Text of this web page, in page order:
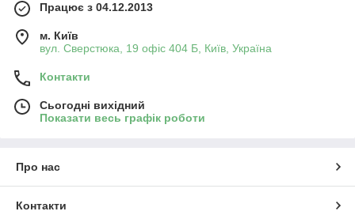
Працює з 04.12.2013
м. Київ
вул. Сверстюка, 19 офіс 404 Б, Київ, Україна
Контакти
Сьогодні вихідний
Показати весь графік роботи
Про нас
Контакти